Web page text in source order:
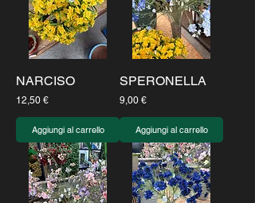
NARCISO
Prezzo
12,50 €
Aggiungi al carrello
SPERONELLA
Prezzo
9,00 €
Aggiungi al carrello